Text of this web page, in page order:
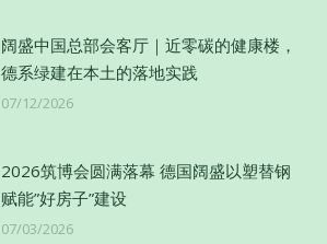
阔盛中国总部会客厅｜近零碳的健康楼，
德系绿建在本土的落地实践
07/12/2026
2026筑博会圆满落幕 德国阔盛以塑替钢
赋能”好房子”建设
07/03/2026